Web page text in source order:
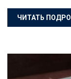
ЧИТАТЬ